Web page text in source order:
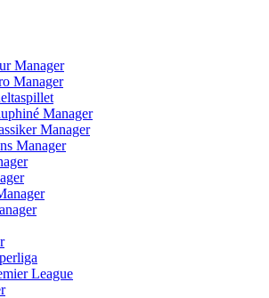
Manager
Manager
Manager
Manager
Manager
League